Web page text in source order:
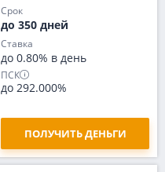
Срок
до 350 дней
Ставка
до 0.80% в день
ПСК
до 292.000%
ПОЛУЧИТЬ ДЕНЬГИ